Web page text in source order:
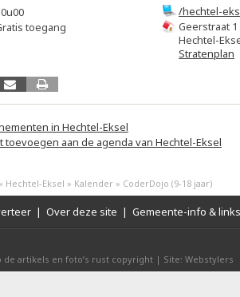
/hechtel-
Geerstraat 1
Hechtel-
Stratenplan
toegang
in Hechtel-Eksel
toevoegen aan de agenda van Hechtel-Eksel
» Hechtel-Eksel » Kalender » CoderDojo (9-18 jaar)
| Over deze site | Gemeente-info & links
de artikels en foto’s rust copyright | Site: Webstylers